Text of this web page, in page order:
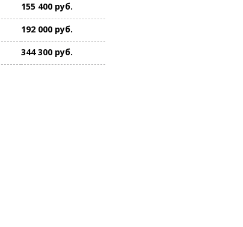
155 400 руб.
192 000 руб.
344 300 руб.